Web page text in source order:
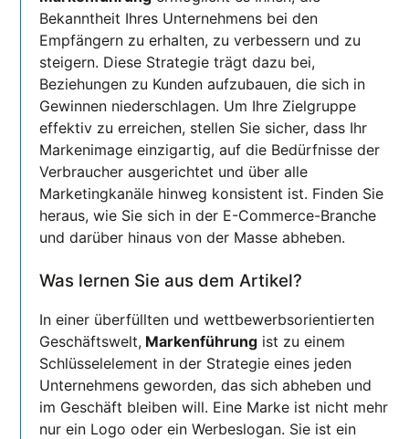
Bekanntheit Ihres Unternehmens bei den
Empfängern zu erhalten, zu verbessern und zu
steigern. Diese Strategie trägt dazu bei,
Beziehungen zu Kunden aufzubauen, die sich in
Gewinnen niederschlagen. Um Ihre Zielgruppe
effektiv zu erreichen, stellen Sie sicher, dass Ihr
Markenimage einzigartig, auf die Bedürfnisse der
Verbraucher ausgerichtet und über alle
Marketingkanäle hinweg konsistent ist. Finden Sie
heraus, wie Sie sich in der E-Commerce-Branche
und darüber hinaus von der Masse abheben.
Was lernen Sie aus dem Artikel?
In einer überfüllten und wettbewerbsorientierten
Geschäftswelt, Markenführung ist zu einem
Schlüsselelement in der Strategie eines jeden
Unternehmens geworden, das sich abheben und
im Geschäft bleiben will. Eine Marke ist nicht mehr
nur ein Logo oder ein Werbeslogan. Sie ist ein